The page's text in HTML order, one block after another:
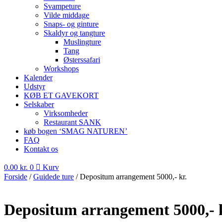
Svampeture
Vilde middage
Snaps- og ginture
Skaldyr og tangture
Muslingture
Tang
Østerssafari
Workshops
Kalender
Udstyr
KØB ET GAVEKORT
Selskaber
Virksomheder
Restaurant SANK
køb bogen ‘SMAG NATUREN’
FAQ
Kontakt os
0.00 kr. 0
Kurv
Forside /Guidede ture / Depositum arrangement 5000,- kr.
Depositum arrangement 5000,-